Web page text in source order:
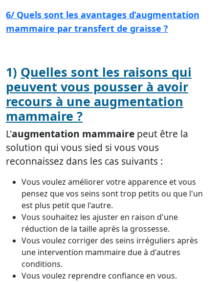
6/ Quels sont les avantages d’augmentation
mammaire par transfert de graisse ?
1) Quelles sont les raisons qui
peuvent vous pousser à avoir
recours à une augmentation
mammaire ?
L'augmentation mammaire peut être la
solution qui vous sied si vous vous
reconnaissez dans les cas suivants :
Vous voulez améliorer votre apparence et vous
pensez que vos seins sont trop petits ou que l'un
est plus petit que l'autre.
Vous souhaitez les ajuster en raison d'une
réduction de la taille après la grossesse.
Vous voulez corriger des seins irréguliers après
une intervention mammaire due à d'autres
conditions.
Vous voulez reprendre confiance en vous.